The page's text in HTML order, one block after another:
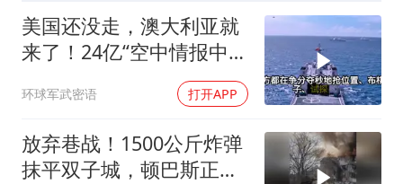
美国还没走，澳大利亚就
来了！24亿“空中情报中
心”刚到手就杀入南海
环球军武密语 打开APP
放弃巷战！1500公斤炸弹
抹平双子城，顿巴斯正变